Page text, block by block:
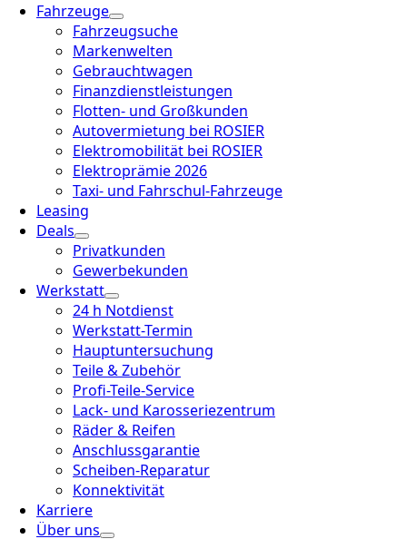
Fahrzeuge
Fahrzeugsuche
Markenwelten
Gebrauchtwagen
Finanzdienstleistungen
Flotten- und Großkunden
Autovermietung bei ROSIER
Elektromobilität bei ROSIER
Elektroprämie 2026
Taxi- und Fahrschul-Fahrzeuge
Leasing
Deals
Privatkunden
Gewerbekunden
Werkstatt
24 h Notdienst
Werkstatt-Termin
Hauptuntersuchung
Teile & Zubehör
Profi-Teile-Service
Lack- und Karosseriezentrum
Räder & Reifen
Anschlussgarantie
Scheiben-Reparatur
Konnektivität
Karriere
Über uns